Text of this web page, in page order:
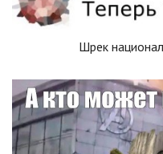
Шрек